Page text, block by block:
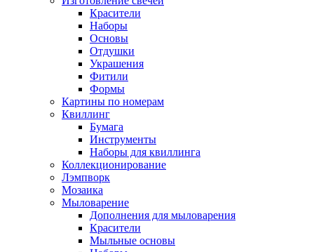
Красители
Наборы
Основы
Отдушки
Украшения
Фитили
Формы
Картины по номерам
Квиллинг
Бумага
Инструменты
Наборы для квиллинга
Коллекционирование
Лэмпворк
Мозаика
Мыловарение
Дополнения для мыловарения
Красители
Мыльные основы